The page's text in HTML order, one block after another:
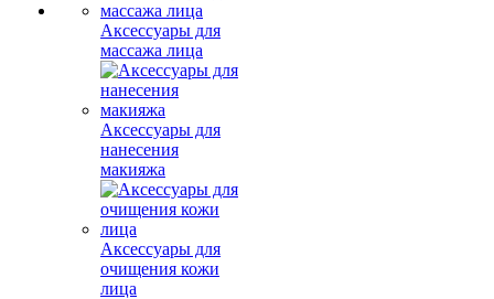
Аксессуары для
массажа лица
Аксессуары для
нанесения
макияжа
Аксессуары для
очищения кожи
лица